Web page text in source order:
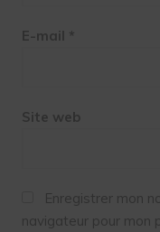
E-mail *
Site web
Enregistrer mon
navigateur pour mon